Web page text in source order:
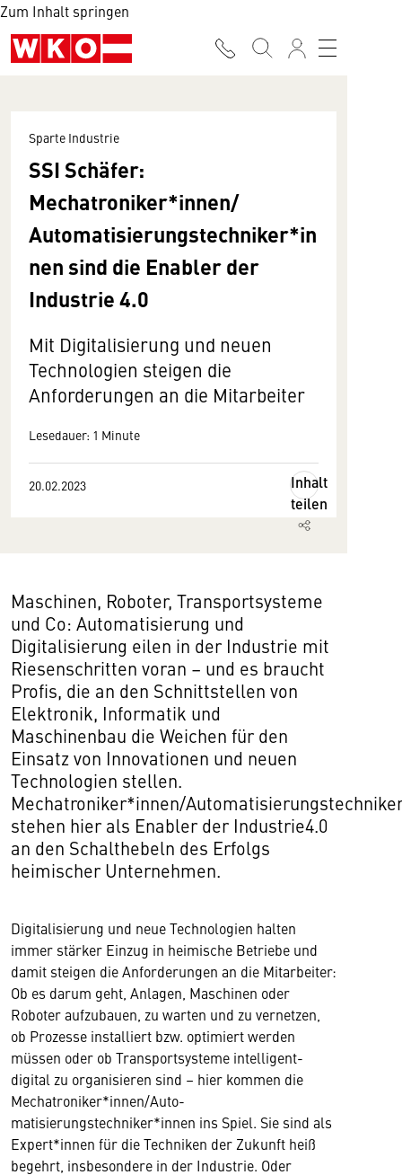
Zum Inhalt springen
Sparte Industrie
SSI Schäfer:
Mechatroniker*innen/
Automatisierungstechniker*in
nen sind die Enabler der
Industrie 4.0
Mit Digitalisierung und neuen
Technologien steigen die
Anforderungen an die Mitarbeiter
Lesedauer: 1 Minute
20.02.2023
Inhalt
teilen
Maschinen, Roboter, Transportsysteme
und Co: Automatisierung und
Digitalisierung eilen in der Industrie mit
Riesenschritten voran – und es braucht
Profis, die an den Schnittstellen von
Elektronik, Informatik und
Maschinenbau die Weichen für den
Einsatz von Innovationen und neuen
Technologien stellen.
Mechatroniker*innen/
stehen hier als Enabler der Industrie4.0
an den Schalthebeln des Erfolgs
heimischer Unternehmen.
Digitalisierung und neue Technologien halten
immer stärker Einzug in heimische Betriebe und
damit steigen die Anforderungen an die Mitarbeiter:
Ob es darum geht, Anlagen, Maschinen oder
Roboter aufzubauen, zu warten und zu vernetzen,
ob Prozesse installiert bzw. optimiert werden
müssen oder ob Transportsysteme intelligent-
digital zu organisieren sind – hier kommen die
Mechatroniker*innen/Auto-
matisierungstechniker*innen ins Spiel. Sie sind als
Expert*innen für die Techniken der Zukunft heiß
begehrt, insbesondere in der Industrie. Oder